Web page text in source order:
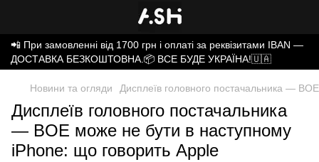
📲 При замовленні від 1700 грн і оплаті за реквізитами IBAN —
ДОСТАВКА БЕЗКОШТОВНА.📦 ВСЕ БУДЕ УКРАЇНА!🇺🇦
Новини та огляди Дисплеїв головного постачальника —
Дисплеїв головного постачальника
— BOE може не бути в наступному
iPhone: що говорить Apple